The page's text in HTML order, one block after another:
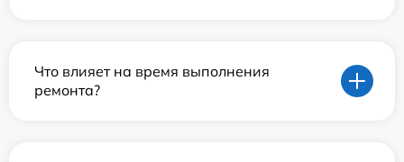
Что влияет на время выполнения
ремонта?